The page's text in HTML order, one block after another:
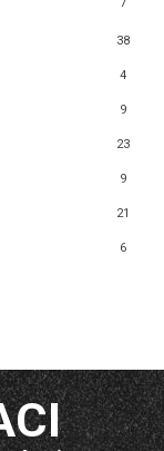
38
6
23
21
9
4
9